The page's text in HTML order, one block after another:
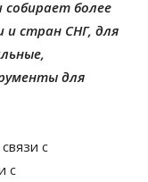
собирает более
и стран СНГ, для
для
с
с